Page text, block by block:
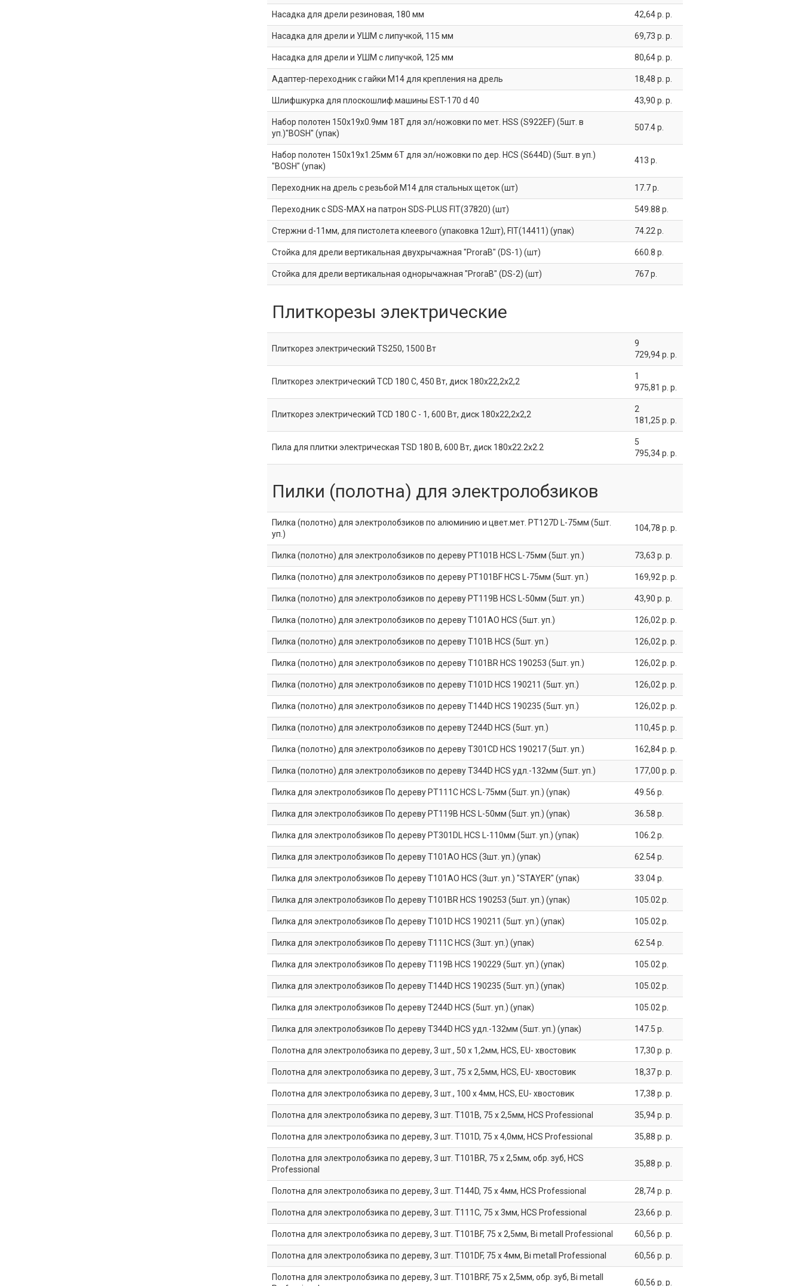
Насадка для дрели резиновая, 180 мм 42,64 р. р.
Насадка для дрели и УШМ с липучкой, 115 мм 69,73 р. р.
Насадка для дрели и УШМ с липучкой, 125 мм 80,64 р. р.
Адаптер-переходник с гайки М14 для крепления на дрель 18,48 р. р.
Шлифшкурка для плоскошлиф.машины EST-170 d 40 43,90 р. р.
Набор полотен 150х19х0.9мм 18T для эл/ножовки по мет. HSS (S922EF) (5шт. в
уп.)"BOSH" (упак)
507.4 р.
Набор полотен 150х19х1.25мм 6T для эл/ножовки по дер. HCS (S644D) (5шт. в уп.)
"BOSH" (упак)
413 р.
Переходник на дрель с резьбой М14 для стальных щеток (шт) 17.7 р.
Переходник с SDS-MAX на патрон SDS-PLUS FIT(37820) (шт) 549.88 р.
Стержни d-11мм, для пистолета клеевого (упаковка 12шт), FIT(14411) (упак) 74.22 р.
Стойка для дрели вертикальная двухрычажная "ProraB" (DS-1) (шт) 660.8 р.
Стойка для дрели вертикальная однорычажная "ProraB" (DS-2) (шт) 767 р.
Плиткорезы электрические
Плиткорез электрический TS250, 1500 Вт
9
729,94 р. р.
Плиткорез электрический TCD 180 C, 450 Вт, диск 180х22,2х2,2
1
975,81 р. р.
Плиткорез электрический TCD 180 C - 1, 600 Вт, диск 180х22,2х2,2
2
181,25 р. р.
Пила для плитки электрическая TSD 180 B, 600 Вт, диск 180х22.2х2.2
5
795,34 р. р.
Пилки (полотна) для электролобзиков
Пилка (полотно) для электролобзиков по алюминию и цвет.мет. PT127D L-75мм (5шт.
уп.)
104,78 р. р.
Пилка (полотно) для электролобзиков по дереву PT101В HCS L-75мм (5шт. уп.) 73,63 р. р.
Пилка (полотно) для электролобзиков по дереву PT101ВF HCS L-75мм (5шт. уп.) 169,92 р. р.
Пилка (полотно) для электролобзиков по дереву PT119В HCS L-50мм (5шт. уп.) 43,90 р. р.
Пилка (полотно) для электролобзиков по дереву T101AO HCS (5шт. уп.) 126,02 р. р.
Пилка (полотно) для электролобзиков по дереву T101B HCS (5шт. уп.) 126,02 р. р.
Пилка (полотно) для электролобзиков по дереву T101BR HCS 190253 (5шт. уп.) 126,02 р. р.
Пилка (полотно) для электролобзиков по дереву T101D HCS 190211 (5шт. уп.) 126,02 р. р.
Пилка (полотно) для электролобзиков по дереву T144D HCS 190235 (5шт. уп.) 126,02 р. р.
Пилка (полотно) для электролобзиков по дереву T244D HCS (5шт. уп.) 110,45 р. р.
Пилка (полотно) для электролобзиков по дереву T301CD HCS 190217 (5шт. уп.) 162,84 р. р.
Пилка (полотно) для электролобзиков по дереву T344D HCS удл.-132мм (5шт. уп.) 177,00 р. р.
Пилка для электролобзиков По дереву PT111C HCS L-75мм (5шт. уп.) (упак) 49.56 р.
Пилка для электролобзиков По дереву PT119В HCS L-50мм (5шт. уп.) (упак) 36.58 р.
Пилка для электролобзиков По дереву PT301DL HCS L-110мм (5шт. уп.) (упак) 106.2 р.
Пилка для электролобзиков По дереву T101AO HCS (3шт. уп.) (упак) 62.54 р.
Пилка для электролобзиков По дереву T101AO HCS (3шт. уп.) "STAYER" (упак) 33.04 р.
Пилка для электролобзиков По дереву T101BR HCS 190253 (5шт. уп.) (упак) 105.02 р.
Пилка для электролобзиков По дереву T101D HCS 190211 (5шт. уп.) (упак) 105.02 р.
Пилка для электролобзиков По дереву T111C HCS (3шт. уп.) (упак) 62.54 р.
Пилка для электролобзиков По дереву T119B HCS 190229 (5шт. уп.) (упак) 105.02 р.
Пилка для электролобзиков По дереву T144D HCS 190235 (5шт. уп.) (упак) 105.02 р.
Пилка для электролобзиков По дереву T244D HCS (5шт. уп.) (упак) 105.02 р.
Пилка для электролобзиков По дереву T344D HCS удл.-132мм (5шт. уп.) (упак) 147.5 р.
Полотна для электролобзика по дереву, 3 шт., 50 х 1,2мм, HCS, EU- хвостовик 17,30 р. р.
Полотна для электролобзика по дереву, 3 шт., 75 х 2,5мм, HCS, EU- хвостовик 18,37 р. р.
Полотна для электролобзика по дереву, 3 шт., 100 х 4мм, HCS, EU- хвостовик 17,38 р. р.
Полотна для электролобзика по дереву, 3 шт. T101B, 75 х 2,5мм, HCS Professional 35,94 р. р.
Полотна для электролобзика по дереву, 3 шт. T101D, 75 х 4,0мм, HCS Professional 35,88 р. р.
Полотна для электролобзика по дереву, 3 шт. T101BR, 75 х 2,5мм, обр. зуб, HCS
Professional
35,88 р. р.
Полотна для электролобзика по дереву, 3 шт. T144D, 75 х 4мм, HCS Professional 28,74 р. р.
Полотна для электролобзика по дереву, 3 шт. T111C, 75 х 3мм, HCS Professional 23,66 р. р.
Полотна для электролобзика по дереву, 3 шт. T101BF, 75 x 2,5мм, Bi metall Professional 60,56 р. р.
Полотна для электролобзика по дереву, 3 шт. T101DF, 75 x 4мм, Bi metall Professional 60,56 р. р.
Полотна для электролобзика по дереву, 3 шт. T101BRF, 75 x 2,5мм, обр. зуб, Bi metall
60,56 р. р.